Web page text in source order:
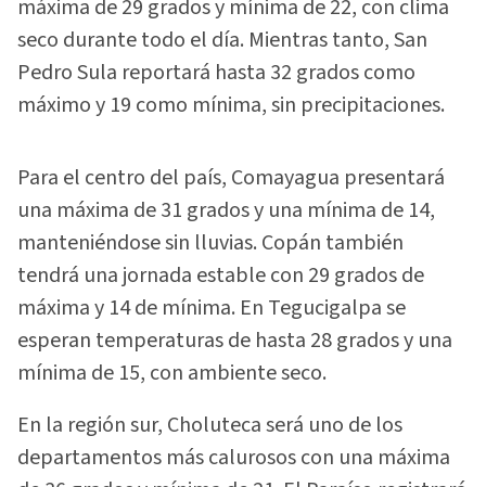
máxima de 29 grados y mínima de 22, con clima
seco durante todo el día. Mientras tanto, San
Pedro Sula reportará hasta 32 grados como
máximo y 19 como mínima, sin precipitaciones.
Para el centro del país, Comayagua presentará
una máxima de 31 grados y una mínima de 14,
manteniéndose sin lluvias. Copán también
tendrá una jornada estable con 29 grados de
máxima y 14 de mínima. En Tegucigalpa se
esperan temperaturas de hasta 28 grados y una
mínima de 15, con ambiente seco.
En la región sur, Choluteca será uno de los
departamentos más calurosos con una máxima